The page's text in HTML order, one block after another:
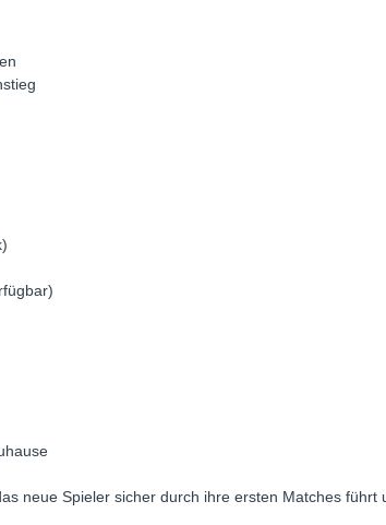
neue Spieler sicher durch ihre ersten Matches